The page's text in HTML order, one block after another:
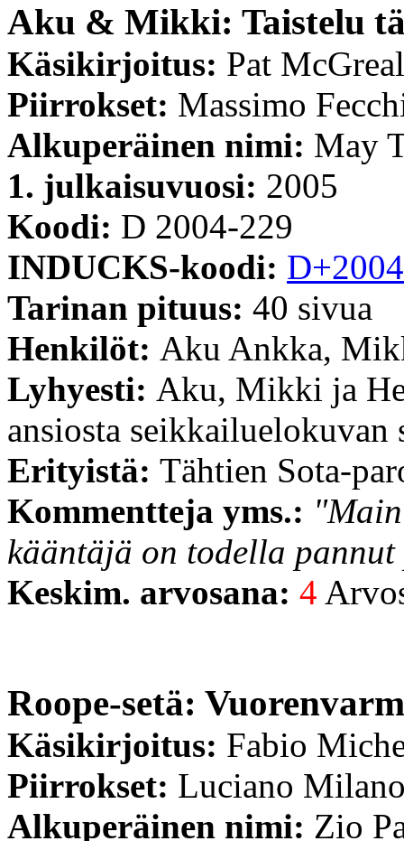
Aku & Mikki: Taistelu
Käsikirjoitus: Pat
Piirrokset: Massimo
Alkuperäinen nimi: May
1. julkaisuvuosi: 2005
Koodi: D 2004-229
INDUCKS-koodi:
Tarinan pituus: 40 sivua
Henkilöt: Aku Ankka,
Lyhyesti: Aku, Mikki ja
ansiosta seikkailuelokuvan
Erityistä: Tähtien Sota-
Kommentteja yms.:
kääntäjä on todella
Keskim. arvosana: 4
Roope-setä:
Käsikirjoitus: Fabio
Piirrokset: Luciano
Alkuperäinen nimi: Zio